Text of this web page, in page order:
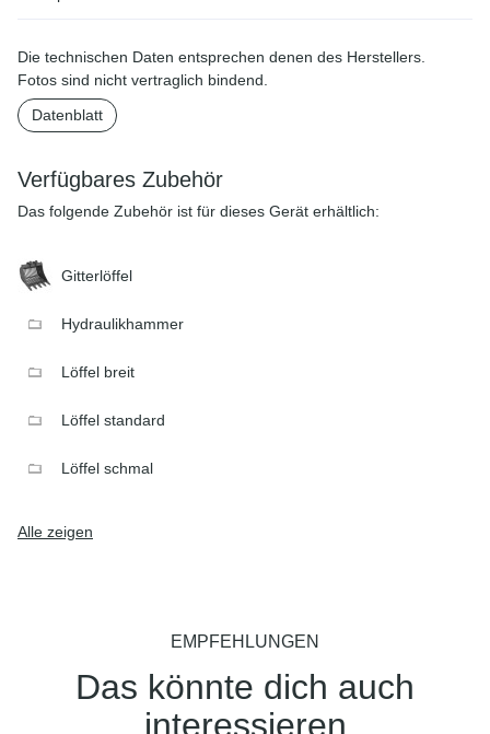
Die technischen Daten entsprechen denen des Herstellers.
Fotos sind nicht vertraglich bindend.
Datenblatt
Verfügbares Zubehör
Das folgende Zubehör ist für dieses Gerät erhältlich:
Gitterlöffel
Hydraulikhammer
Löffel breit
Löffel standard
Löffel schmal
Alle zeigen
EMPFEHLUNGEN
Das könnte dich auch
interessieren